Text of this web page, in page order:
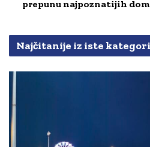
prepunu najpoznatijih
Najčitanije iz iste